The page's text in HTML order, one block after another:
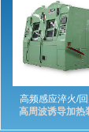
高频感应淬火/
高周波诱导加热